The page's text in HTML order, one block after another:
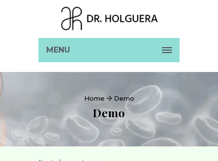
MENU
Home Demo
Demo